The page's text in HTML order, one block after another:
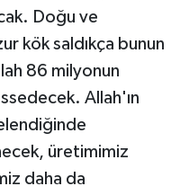
Doğu ve
kök saldıkça bunun
86 milyonun
Allah'ın
üretimimiz
daha da